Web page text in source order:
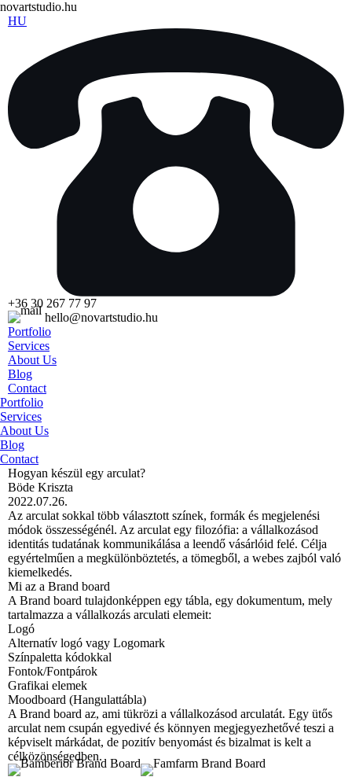
novartstudio.hu
HU
+36 30 267 77 97
hello@novartstudio.hu
Portfolio
Services
About Us
Blog
Contact
Portfolio
Services
About Us
Blog
Contact
Hogyan készül egy arculat?
Böde Kriszta
2022.07.26.
Az arculat sokkal több választott színek, formák és megjelenési
módok összességénél. Az arculat egy filozófia: a vállalkozásod
identitás tudatának kommunikálása a leendő vásárlóid felé. Célja
egyértelműen a megkülönböztetés, a tömegből, a webes zajból való
kiemelkedés.
Mi az a Brand board
A Brand board tulajdonképpen egy tábla, egy dokumentum, mely
tartalmazza a vállalkozás arculati elemeit:
Logó
Alternatív logó vagy Logomark
Színpaletta kódokkal
Fontok/Fontpárok
Grafikai elemek
Moodboard (Hangulattábla)
A Brand board az, ami tükrözi a vállalkozásod arculatát. Egy ütős
arculat nem csupán egyedivé és könnyen megjegyezhetővé teszi a
képviselt márkádat, de pozitív benyomást és bizalmat is kelt a
célközönségedben.